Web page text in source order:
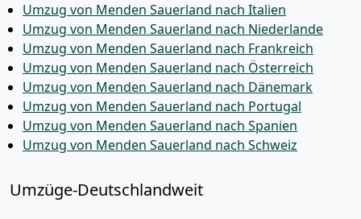
Umzug von Menden Sauerland nach Italien
Umzug von Menden Sauerland nach Niederlande
Umzug von Menden Sauerland nach Frankreich
Umzug von Menden Sauerland nach Österreich
Umzug von Menden Sauerland nach Dänemark
Umzug von Menden Sauerland nach Portugal
Umzug von Menden Sauerland nach Spanien
Umzug von Menden Sauerland nach Schweiz
Umzüge-Deutschlandweit